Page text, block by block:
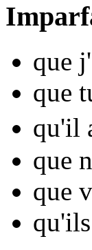
que j'
que
qu'il
que
que
qu'ils